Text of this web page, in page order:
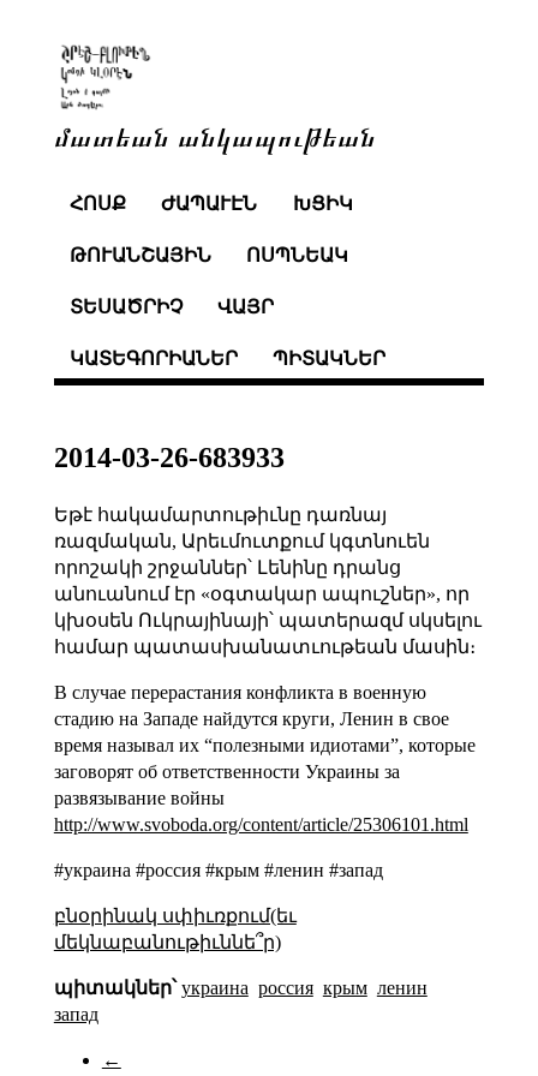
մատեան անկապութեան
ՀՈՍՔ ԺԱՊԱՒԷՆ ԽՑԻԿ
ԹՈՒԱՆՇԱՅԻՆ ՈՍՊՆԵԱԿ
ՏԵՍԱԾՐԻՉ ՎԱՅՐ
ԿԱՏԵԳՈՐԻԱՆԵՐ ՊԻՏԱԿՆԵՐ
2014-03-26-683933
Եթէ հակամարտութիւնը դառնայ
ռազմական, Արեւմուտքում կգտնուեն
որոշակի շրջաններ՝ Լենինը դրանց
անուանում էր «օգտակար ապուշներ», որ
կխօսեն Ուկրայինայի՝ պատերազմ սկսելու
համար պատասխանատւութեան մասին։
В случае перерастания конфликта в военную
стадию на Западе найдутся круги, Ленин в свое
время называл их “полезными идиотами”, которые
заговорят об ответственности Украины за
развязывание войны
http://www.svoboda.org/content/article/25306101.html
#украина #россия #крым #ленин #запад
բնօրինակ սփիւռքում(եւ
մեկնաբանութիւննե՞ր)
պիտակներ՝ украина россия крым ленин
запад
←